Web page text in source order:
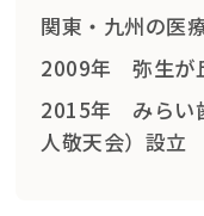
関東・九州の医
2009年 弥生が
2015年 みらい
人敬天会）設立